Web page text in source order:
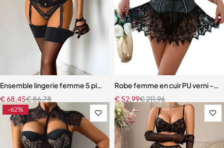
Ensemble lingerie femme 5 pièces – Dentelle brodée avec cache-
€86,78
€68,45
Robe femme en cuir PU verni –
€211,96
€ 52,99
-62%